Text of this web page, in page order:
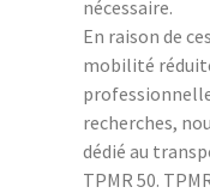
nécessaire.
En raison de
mobilité
recherches,
dédié au
TPMR 50.